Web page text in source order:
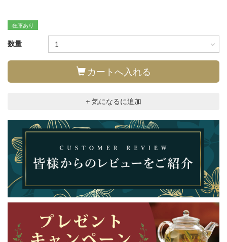
在庫あり
数量
カートへ入れる
+ 気になるに追加